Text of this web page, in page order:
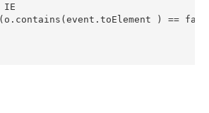
IE
(o.contains(event.toElement ) ==